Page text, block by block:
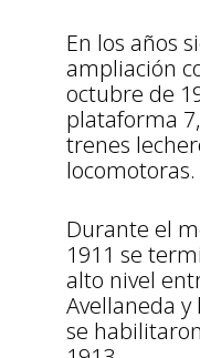
En los años
ampliación
octubre de
plataforma
trenes
locomotoras.
Durante el
1911 se
alto nivel
Avellaneda
se